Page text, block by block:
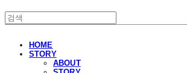
HOME
STORY
ABOUT